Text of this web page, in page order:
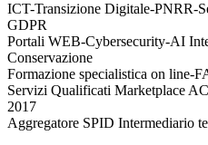
ICT-Transizione Digitale-PNRR-
GDPR
Portali WEB-Cybersecurity-AI
Conservazione
Formazione specialistica on line-
Servizi Qualificati Marketplace
2017
Aggregatore SPID Intermediario